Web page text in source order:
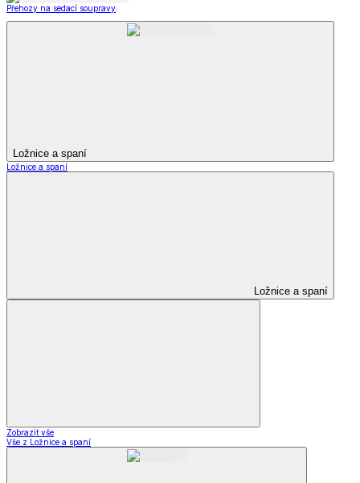
Přehozy na sedací soupravy
Ložnice a spaní
Ložnice a spaní
Ložnice a spaní
Zobrazit vše
Vše z Ložnice a spaní